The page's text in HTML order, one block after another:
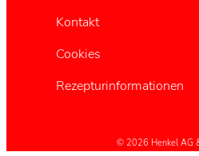
Kontakt
Cookies
Rezepturinformationen
© 2026 Henkel AG